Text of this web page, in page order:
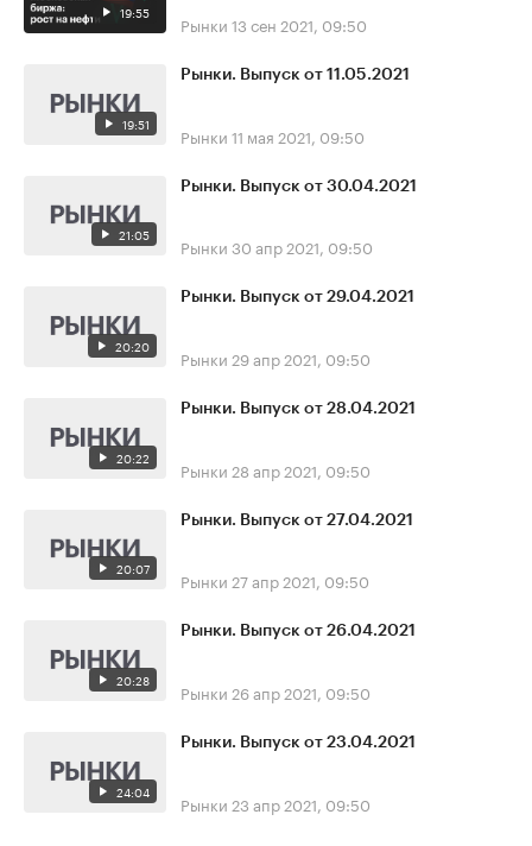
19:55 Рынки 13 сен 2021, 09:50
19:51
Рынки. Выпуск от 11.05.2021
Рынки 11 мая 2021, 09:50
21:05
Рынки. Выпуск от 30.04.2021
Рынки 30 апр 2021, 09:50
20:20
Рынки. Выпуск от 29.04.2021
Рынки 29 апр 2021, 09:50
20:22
Рынки. Выпуск от 28.04.2021
Рынки 28 апр 2021, 09:50
20:07
Рынки. Выпуск от 27.04.2021
Рынки 27 апр 2021, 09:50
20:28
Рынки. Выпуск от 26.04.2021
Рынки 26 апр 2021, 09:50
24:04
Рынки. Выпуск от 23.04.2021
Рынки 23 апр 2021, 09:50